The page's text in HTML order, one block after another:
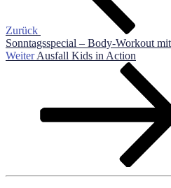
Zurück
Sonntagsspecial – Body-Workout
Nächster
Weiter Ausfall Kids in Action